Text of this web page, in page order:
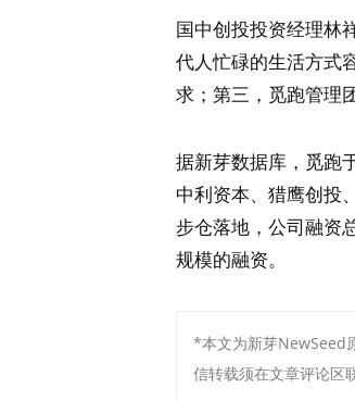
国中创投投资经理林
代人忙碌的生活方式
求；第三，觅跑管理
据新芽数据库，觅跑
中利资本、猎鹰创投
步仓落地，公司融资
规模的融资。
*本文为新芽NewSeed
信转载须在文章评论区